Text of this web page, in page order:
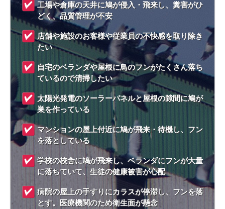
工場や倉庫の天井に鳩が侵入・飛来し、糞害がひ
どく、品質管理が不安
店舗や施設のお客様や従業員の不快感を取り除き
たい
自宅のベランダや屋根に鳥のフンがたくさん落ち
ているので清掃したい
太陽光発電のソーラーパネルと屋根の隙間に鳩が
巣を作っている
マンションの屋上付近に鳩が飛来・待機し、フン
を落としている
学校の校舎に鳩が飛来し、ベランダにフンが大量
に落ちていて、生徒の健康被害が心配
病院の屋上の手すりにカラスが停滞し、フンを落
とす。医療機関のため衛生面が懸念